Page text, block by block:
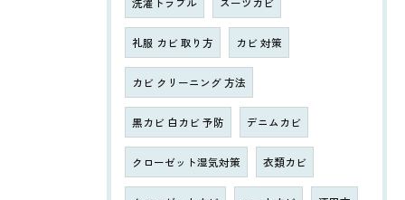
礼服 カビ 取り方 カビ 対策
カビ クリーニング 方法
黒カビ 白カビ 予防 デニムカビ
クローゼット湿気対策 衣類カビ